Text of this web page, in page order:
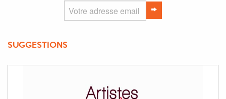
SUGGESTIONS